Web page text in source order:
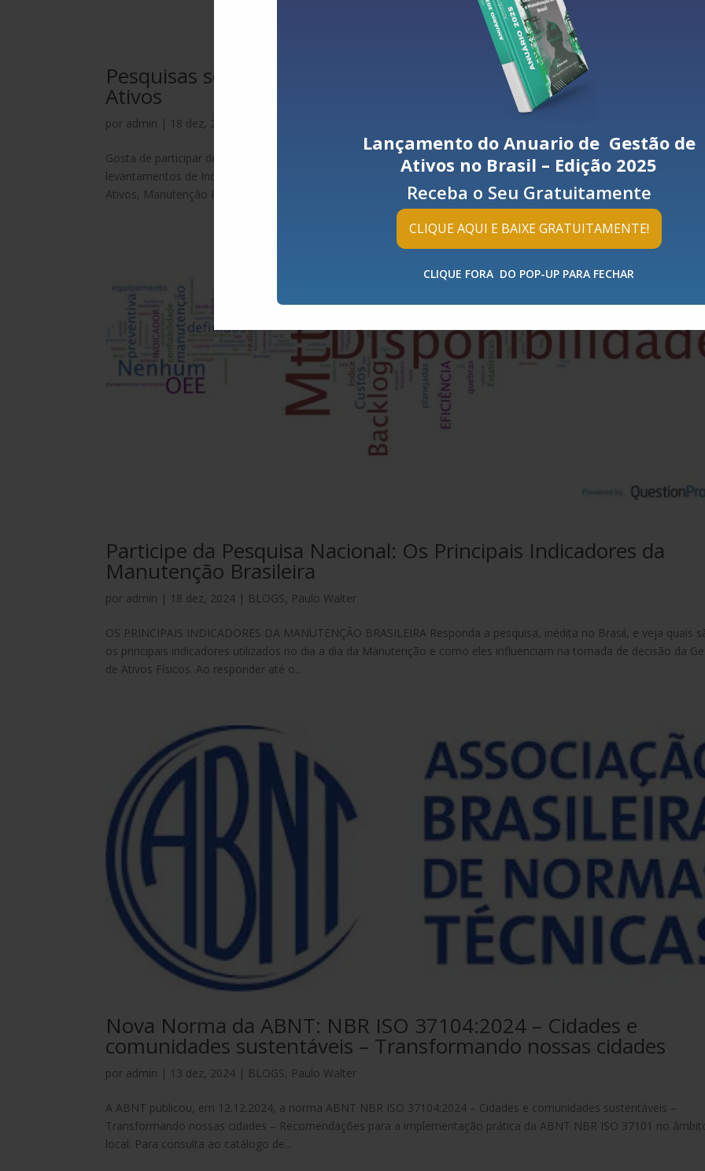
Lançamento do Anuario de Gestão de
Ativos no Brasil – Edição 2025
Receba o Seu Gratuitamente
CLIQUE AQUI E BAIXE GRATUITAMENTE!
CLIQUE FORA DO POP-UP PARA FECHAR
Pesquisas sobre Indicadores e Melhores Práticas na Gestão de
Ativos
por admin | 18 dez, 2024
Gosta de participar de pesquisas para fazer seu benchmarking? Então aqui vai uma lista bem caprichada de
levantamentos de Indicadores e melhores práticas das empresas e dos profissionais em se tratando do Tema
Ativos, Manutenção Industrial e Predial, Gestão...
Participe da Pesquisa Nacional: Os Principais Indicadores da
Manutenção Brasileira
por admin | 18 dez, 2024 | BLOGS, Paulo Walter
OS PRINCIPAIS INDICADORES DA MANUTENÇÃO BRASILEIRA Responda a pesquisa, inédita no Brasil, e veja quais
os principais indicadores utilizados no dia a dia da Manutenção e como eles influenciam na tomada de decisão da
de Ativos Físicos. Ao responder até o...
Nova Norma da ABNT: NBR ISO 37104:2024 – Cidades e
comunidades sustentáveis – Transformando nossas cidades
por admin | 13 dez, 2024 | BLOGS, Paulo Walter
A ABNT publicou, em 12.12.2024, a norma ABNT NBR ISO 37104:2024 – Cidades e comunidades sustentáveis –
Transformando nossas cidades – Recomendações para a implementação prática da ABNT NBR ISO 37101 no
local. Para consulta ao catálogo de...